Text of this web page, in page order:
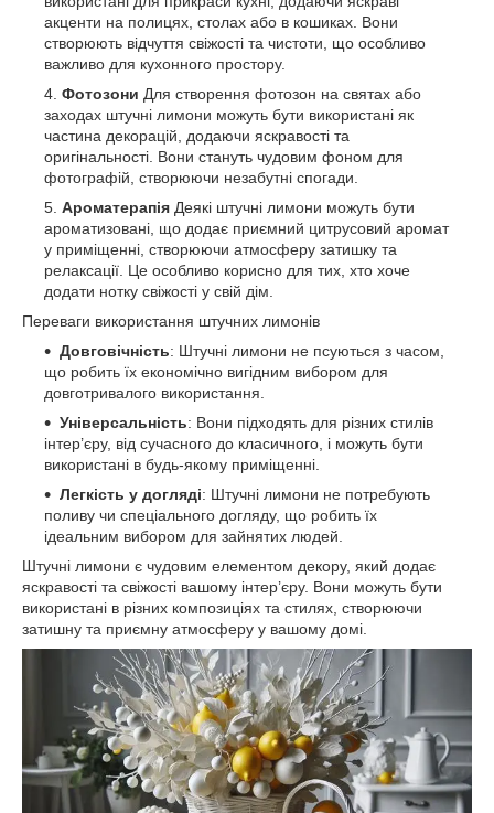
акценти на полицях, столах або в кошиках. Вони
створюють відчуття свіжості та чистоти, що особливо
важливо для кухонного простору.
Фотозони Для створення фотозон на святах або
заходах штучні лимони можуть бути використані як
частина декорацій, додаючи яскравості та
оригінальності. Вони стануть чудовим фоном для
фотографій, створюючи незабутні спогади.
Ароматерапія Деякі штучні лимони можуть бути
ароматизовані, що додає приємний цитрусовий аромат
у приміщенні, створюючи атмосферу затишку та
релаксації. Це особливо корисно для тих, хто хоче
додати нотку свіжості у свій дім.
Переваги використання штучних лимонів
Довговічність: Штучні лимони не псуються з часом,
що робить їх економічно вигідним вибором для
довготривалого використання.
Універсальність: Вони підходять для різних стилів
інтер’єру, від сучасного до класичного, і можуть бути
використані в будь-якому приміщенні.
Легкість у догляді: Штучні лимони не потребують
поливу чи спеціального догляду, що робить їх
ідеальним вибором для зайнятих людей.
Штучні лимони є чудовим елементом декору, який додає
яскравості та свіжості вашому інтер’єру. Вони можуть бути
використані в різних композиціях та стилях, створюючи
затишну та приємну атмосферу у вашому домі.